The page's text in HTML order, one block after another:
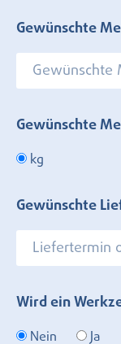
Gewünschte
Gewünschte
kg
Gewünschte
Wird ein
Nein Ja